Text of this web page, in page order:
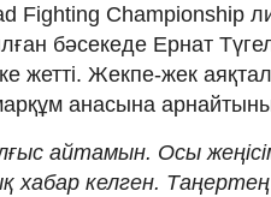
Fighting Championship
бәсекеде Ернат
жетті. Жекпе-жек
анасына
айтамын. Осы
хабар келген.